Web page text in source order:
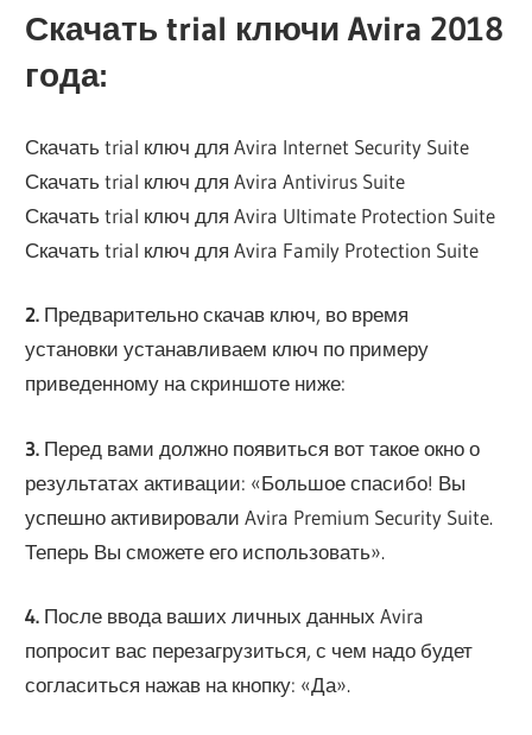
Скачать trial ключи Avira 2018
года:
Скачать trial ключ для Avira Internet Security Suite
Скачать trial ключ для Avira Antivirus Suite
Скачать trial ключ для Avira Ultimate Protection Suite
Скачать trial ключ для Avira Family Protection Suite
2. Предварительно скачав ключ, во время
установки устанавливаем ключ по примеру
приведенному на скриншоте ниже:
3. Перед вами должно появиться вот такое окно о
результатах активации: «Большое спасибо! Вы
успешно активировали Avira Premium Security Suite.
Теперь Вы сможете его использовать».
4. После ввода ваших личных данных Avira
попросит вас перезагрузиться, с чем надо будет
согласиться нажав на кнопку: «Да».